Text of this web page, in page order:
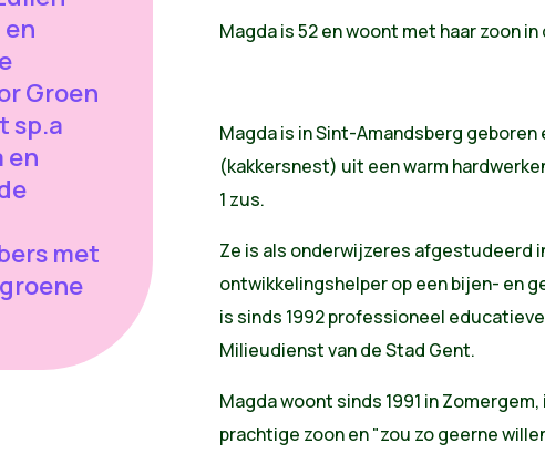
Groen
sp.a
en
met
Magda is 52 en woont met haar zoon
Magda is in Sint-Amandsberg
(kakkersnest) uit een warm
1 zus.
Ze is als onderwijzeres afgestudeerd
ontwikkelingshelper op een bijen- en
is sinds 1992 professioneel
Milieudienst van de Stad Gent.
Magda woont sinds 1991 in
prachtige zoon en "zou zo geerne